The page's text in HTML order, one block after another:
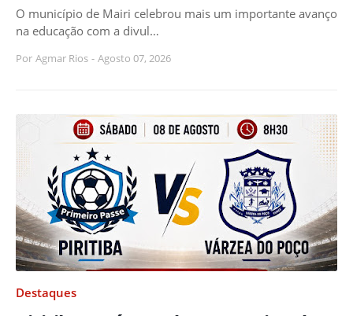
O município de Mairi celebrou mais um importante avanço
na educação com a divul…
Por Agmar Rios - Agosto 07, 2026
Destaques